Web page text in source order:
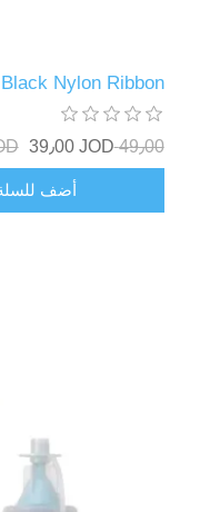
Nylon Ribbon
49٫00 JOD 39٫00 JOD
أضف